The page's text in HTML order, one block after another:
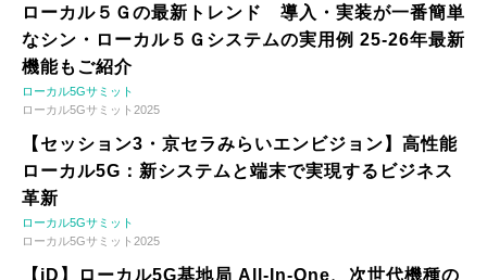
ローカル５Ｇの最新トレンド 導入・実装が一番簡単
なシン・ローカル５Ｇシステムの実用例 25-26年最新
機能もご紹介
ローカル5Gサミット
ローカル5Gサミット2025
【セッション3・京セラみらいエンビジョン】高性能
ローカル5G：新システムと端末で実現するビジネス
革新
ローカル5Gサミット
ローカル5Gサミット2025
【iD】ローカル5G基地局 All-In-One、次世代機種の